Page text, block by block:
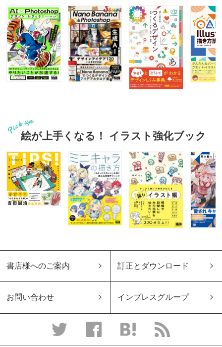
絵が上手くなる！ イラスト強化ブック
書店様へのご案内 訂正とダウンロード
お問い合わせ インプレスグループ